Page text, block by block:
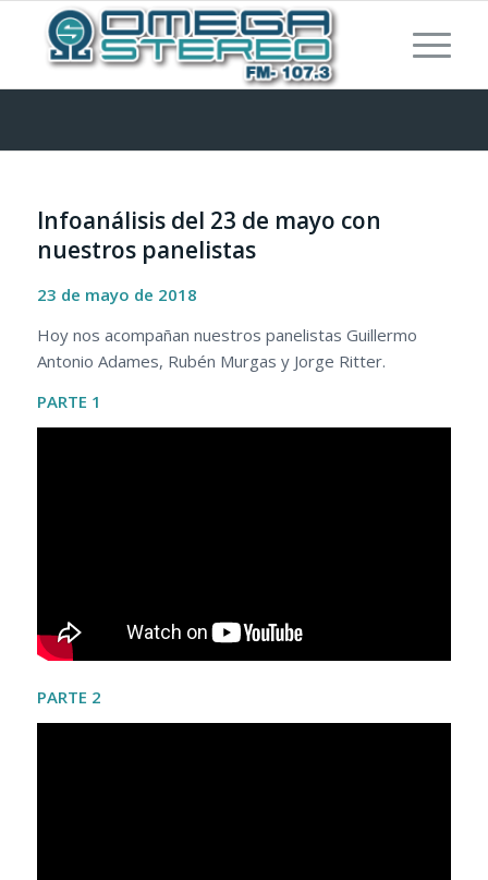
Infoanálisis del 23 de mayo con
nuestros panelistas
23 de mayo de 2018
Hoy nos acompañan nuestros panelistas Guillermo
Antonio Adames, Rubén Murgas y Jorge Ritter.
PARTE 1
PARTE 2